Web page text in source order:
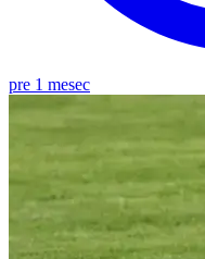
pre 1 mesec